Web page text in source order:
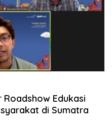
Edukasi
di Sumatra